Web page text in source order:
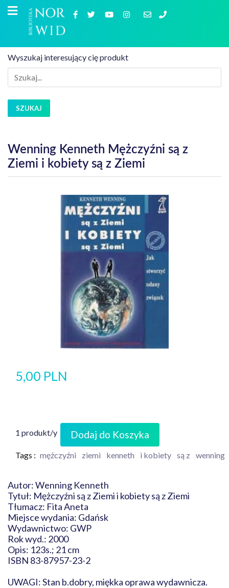
Wyszukaj interesujący cię produkt
SZUKAJ
Wenning Kenneth Mężczyźni są z
Ziemi i kobiety są z Ziemi
5,00 PLN
1 produkt/y Dodaj do Koszyka
Tags : mężczyźni ziemi kenneth i kobiety są z wenning
Autor: Wenning Kenneth
Tytuł: Mężczyźni są z Ziemi i kobiety są z Ziemi
Tłumacz: Fita Aneta
Miejsce wydania: Gdańsk
Wydawnictwo: GWP
Rok wyd.: 2000
Opis: 123s.; 21 cm
ISBN 83-87957-23-2
UWAGI: Stan b.dobry, miękka oprawa wydawnicza.